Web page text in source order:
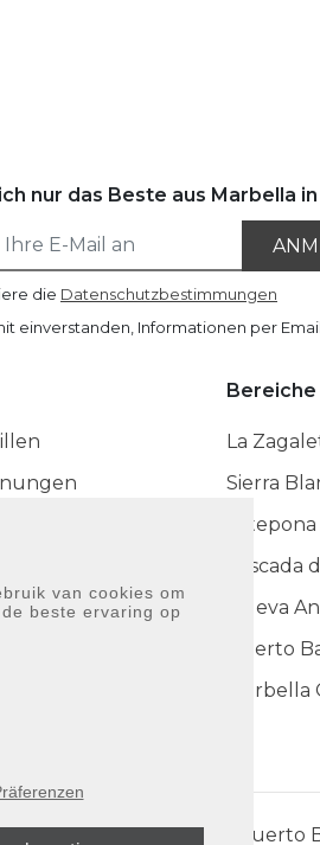
nur das Beste aus Marbella
die Datenschutzbestimmungen
einverstanden, Informationen per
Bereiche
La
Sierra
Estepona
Cascada
Nueva
Puerto
Puerto
van cookies om
beste ervaring op